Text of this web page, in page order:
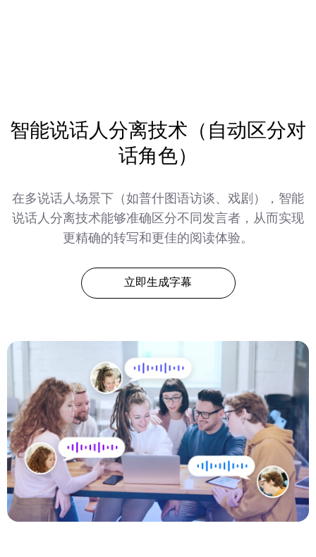
智能说话人分离技术（自动区分对
话角色）
在多说话人场景下（如普什图语访谈、戏剧），智能
说话人分离技术能够准确区分不同发言者，从而实现
更精确的转写和更佳的阅读体验。
立即生成字幕